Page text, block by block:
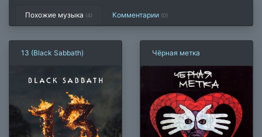
Похожие музыка (4) Комментарии (0)
13 (Black Sabbath) Чёрная метка